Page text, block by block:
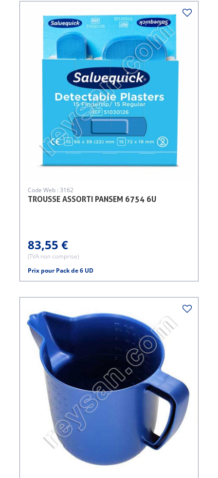
TROUSSE ASSORTI PANSEM 6754 6U
Code Web : 3162
83,55 €
(TVA non comprise)
Prix pour Pack de 6 UD